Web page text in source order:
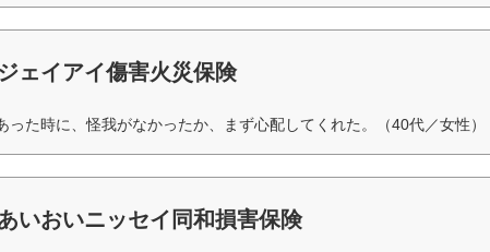
ジェイアイ傷害火災保険
った時に、怪我がなかったか、まず心配してくれた。（40代／女性）
いおいニッセイ同和損害保険